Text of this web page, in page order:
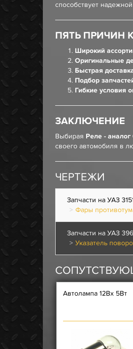
способствует
ПЯТЬ ПРИЧИН
Широкий
Оригинальные
Быстрая
Подбор
Гибкие условия
ЗАКЛЮЧЕНИЕ
Выбирая Реле -
своего автомобиля в
ЧЕРТЕЖИ
Запчасти на УАЗ
Фары
Запчасти на УАЗ
Указатель
Автолампа 12Вх 5Вт